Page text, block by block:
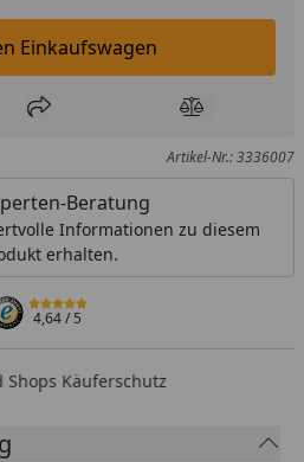
In den Einkaufswagen legen
Einkaufswagen
hinzufügen
Teilen Produkt
Artikel-Nr.: 3336007
Beratung
Informationen zu diesem
erhalten.
4,64/ 5
Shops Käuferschutz